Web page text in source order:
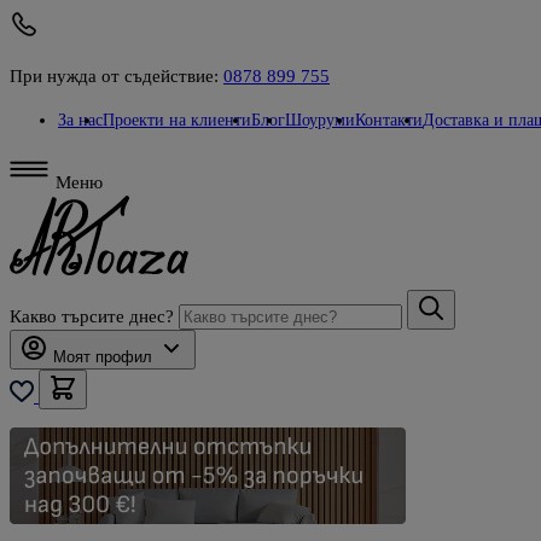
При нужда от съдействие: 0878 899 755
За насПроекти на клиентиБлогШоурумиКонтактиДоставка и
Меню
Какво търсите днес?
Моят профил